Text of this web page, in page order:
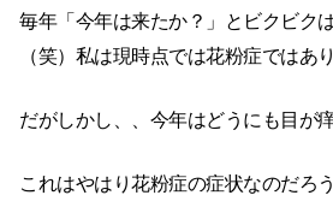
毎年「今年は来たか？」とビクビク
（笑）私は現時点では花粉症ではあ
だがしかし、、今年はどうにも目が
これはやはり花粉症の症状なのだろ